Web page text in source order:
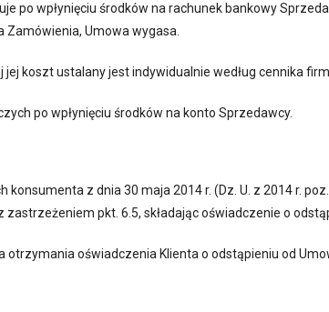
po wpłynięciu środków na rachunek bankowy
Zamówienia, Umowa wygasa.
koszt ustalany jest indywidualnie według cennika
po wpłynięciu środków na konto Sprzedawcy.
konsumenta z dnia 30 maja 2014 r. (Dz. U. z 2014 r.
pkt. 6.5, składając oświadczenie o
otrzymania oświadczenia Klienta o odstąpieniu od